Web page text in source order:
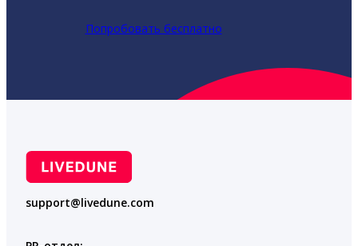
Попробовать бесплатно
support@livedune.com